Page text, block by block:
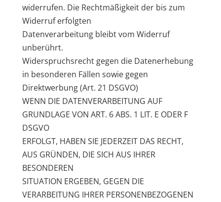
widerrufen. Die Rechtmäßigkeit der bis zum
Widerruf erfolgten
Datenverarbeitung bleibt vom Widerruf
unberührt.
Widerspruchsrecht gegen die Datenerhebung
in besonderen Fällen sowie gegen
Direktwerbung (Art. 21 DSGVO)
WENN DIE DATENVERARBEITUNG AUF
GRUNDLAGE VON ART. 6 ABS. 1 LIT. E ODER F
DSGVO
ERFOLGT, HABEN SIE JEDERZEIT DAS RECHT,
AUS GRÜNDEN, DIE SICH AUS IHRER
BESONDEREN
SITUATION ERGEBEN, GEGEN DIE
VERARBEITUNG IHRER PERSONENBEZOGENEN